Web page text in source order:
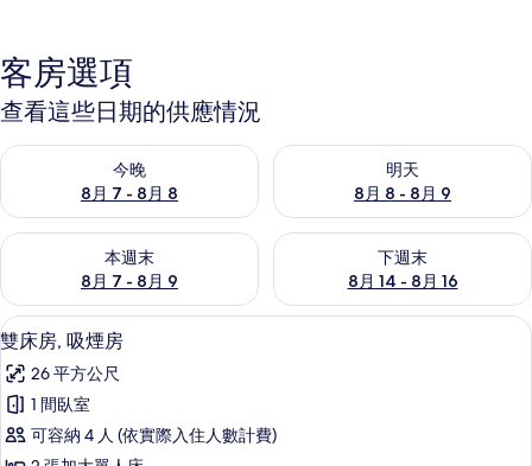
客房選項
查看這些日期的供應情況
今晚
8月 7 - 8月 8
查看今晚 (8月 7 - 8月 8) 的供應情況
明天
8月 8 - 8月 9
查看明天 (8月 8 - 8月 9) 的供
本週末
8月 7 - 8月 9
查看本週末 (8月 7 - 8月 9) 的供應情況
下週末
8月 14 - 8月 16
查看下週末 (8月 14 - 8月 16)
顯
示
雙
床
房,
6
雙床房, 吸煙房
26 平方公尺
1 間臥室
可容納 4 人 (依實際入住人數計費)